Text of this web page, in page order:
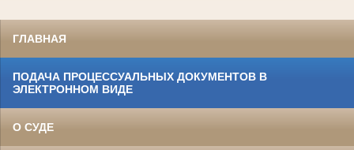
ГЛАВНАЯ
ПОДАЧА ПРОЦЕССУАЛЬНЫХ ДОКУМЕНТОВ В
ЭЛЕКТРОННОМ ВИДЕ
О СУДЕ